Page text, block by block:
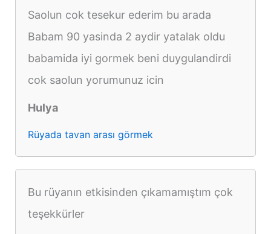
Saolun cok tesekur ederim bu arada
Babam 90 yasinda 2 aydir yatalak oldu
babamida iyi gormek beni duygulandirdi
cok saolun yorumunuz icin
Hulya
Rüyada tavan arası görmek
Bu rüyanın etkisinden çıkamamıştım çok
teşekkürler